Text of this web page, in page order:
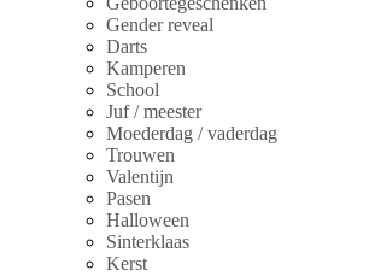
Gender reveal
Darts
Kamperen
School
Juf / meester
Moederdag / vaderdag
Trouwen
Valentijn
Pasen
Halloween
Sinterklaas
Kerst